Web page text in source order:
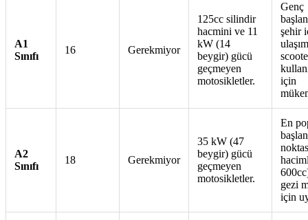
A1
Sınıfı
16 Gerekmiyor
125cc silindir
hacmini ve 11
kW (14
beygir) gücü
geçmeyen
motosikletler.
Genç
şehir
için
A2
Sınıfı
18 Gerekmiyor
35 kW (47
beygir) gücü
geçmeyen
motosikletler.
En
gezi
için